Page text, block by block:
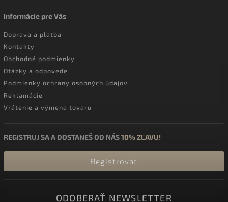
Informácie pre Vás
Doprava a platba
Kontakty
Obchodné podmienky
Otázky a odpovede
Podmienky ochrany osobných údajov
Reklamácie
Vrátenie a výmena tovaru
REGISTRUJ SA A DOSTANEŠ OD NÁS10% ZĽAVU!
Registrovať
ODOBERAŤ NEWSLETTER